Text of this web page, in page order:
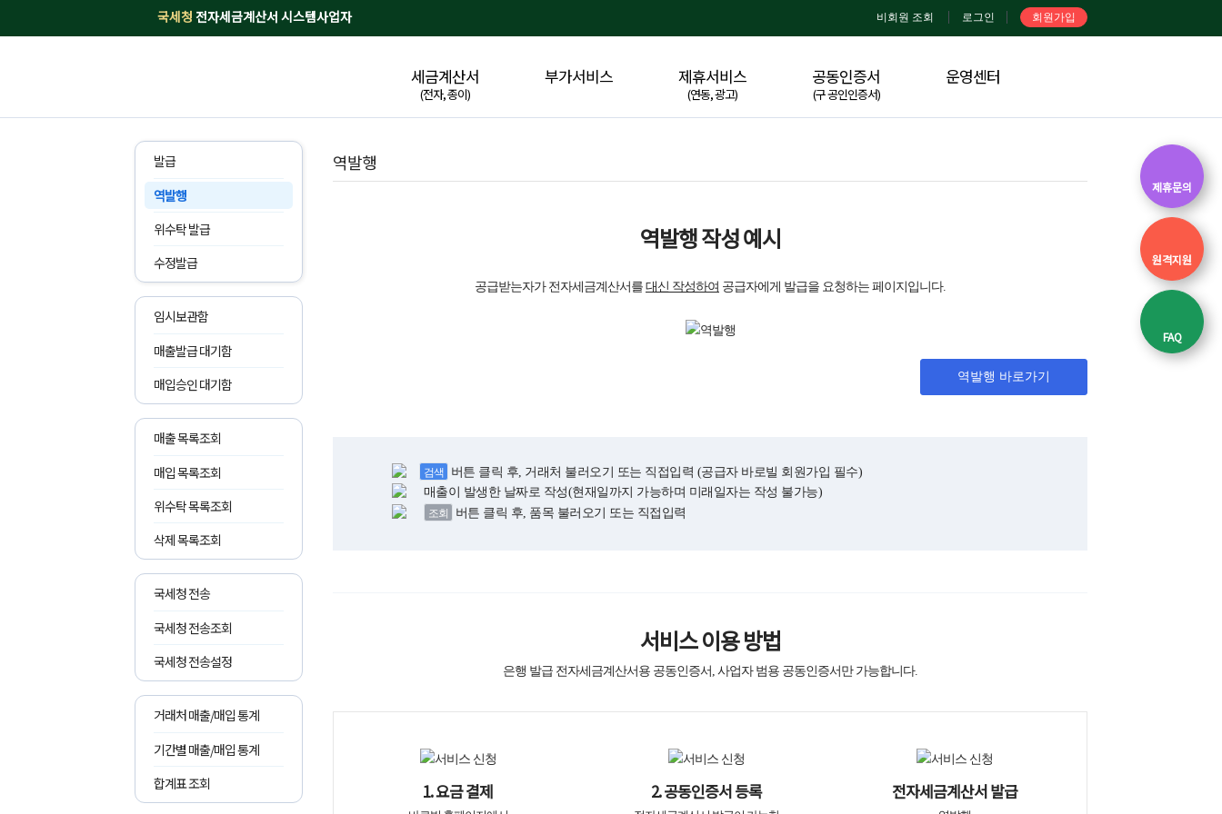
국세청 전자세금계산서 시스템사업자 비회원 조회 로그인 회원가입
세금계산서
(전자, 종이)
부가서비스 제휴서비스
(연동, 광고)
공동인증서
(구 공인인증서)
운영센터
제휴문의
원격지원
FAQ
발급
역발행
위수탁 발급
수정발급
임시보관함
매출발급 대기함
매입승인 대기함
매출 목록조회
매입 목록조회
위수탁 목록조회
삭제 목록조회
국세청 전송
국세청 전송조회
국세청 전송설정
거래처 매출/매입 통계
기간별 매출/매입 통계
합계표 조회
역발행
역발행 작성 예시
공급받는자가 전자세금계산서를 대신 작성하여 공급자에게 발급을 요청하는 페이지입니다.
역발행 바로가기
검색
버튼 클릭 후, 거래처 불러오기 또는 직접입력 (공급자 바로빌 회원가입 필수)
매출이 발생한 날짜로 작성(현재일까지 가능하며 미래일자는 작성 불가능)
조회 버튼 클릭 후, 품목 불러오기 또는 직접입력
서비스 이용 방법
은행 발급 전자세금계산서용 공동인증서, 사업자 범용 공동인증서만 가능합니다.
1. 요금 결제 2. 공동인증서 등록 전자세금계산서 발급